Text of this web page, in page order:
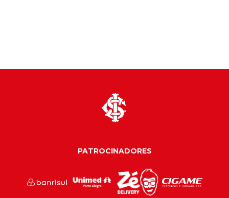
PATROCINADORES